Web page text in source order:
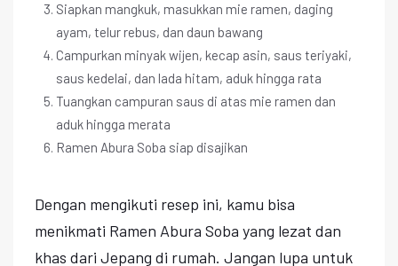
Siapkan mangkuk, masukkan mie ramen, daging
ayam, telur rebus, dan daun bawang
Campurkan minyak wijen, kecap asin, saus teriyaki,
saus kedelai, dan lada hitam, aduk hingga rata
Tuangkan campuran saus di atas mie ramen dan
aduk hingga merata
Ramen Abura Soba siap disajikan
Dengan mengikuti resep ini, kamu bisa
menikmati Ramen Abura Soba yang lezat dan
khas dari Jepang di rumah. Jangan lupa untuk